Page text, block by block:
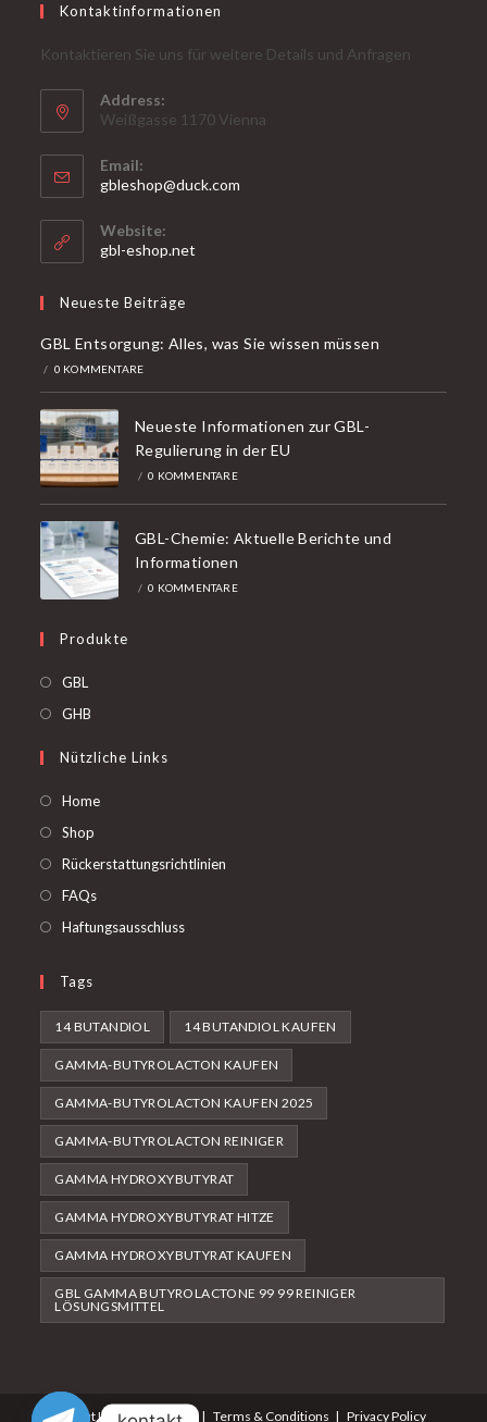
Kontaktinformationen
Kontaktieren Sie uns für weitere Details und Anfragen
Address:
Weißgasse 1170 Vienna
Email:
gbleshop@duck.com
Website:
gbl-eshop.net
Neueste Beiträge
GBL Entsorgung: Alles, was Sie wissen müssen
/ 0 KOMMENTARE
Neueste Informationen zur GBL-
Regulierung in der EU
/ 0 KOMMENTARE
GBL-Chemie: Aktuelle Berichte und
Informationen
/ 0 KOMMENTARE
Produkte
GBL
in
neuen
GHB
einer
Nützliche Links
Home
Shop
Rückerstattungsrichtlinien
FAQs
Haftungsausschluss
Tags
14 BUTANDIOL 14 BUTANDIOL KAUFEN
GAMMA-BUTYROLACTON KAUFEN
GAMMA-BUTYROLACTON KAUFEN 2025
GAMMA-BUTYROLACTON REINIGER
GAMMA HYDROXYBUTYRAT
GAMMA HYDROXYBUTYRAT HITZE
GAMMA HYDROXYBUTYRAT KAUFEN
GBL GAMMA BUTYROLACTONE 99 99 REINIGER
LÖSUNGSMITTEL
About Us Contact Us Terms & Conditions Privacy Policy